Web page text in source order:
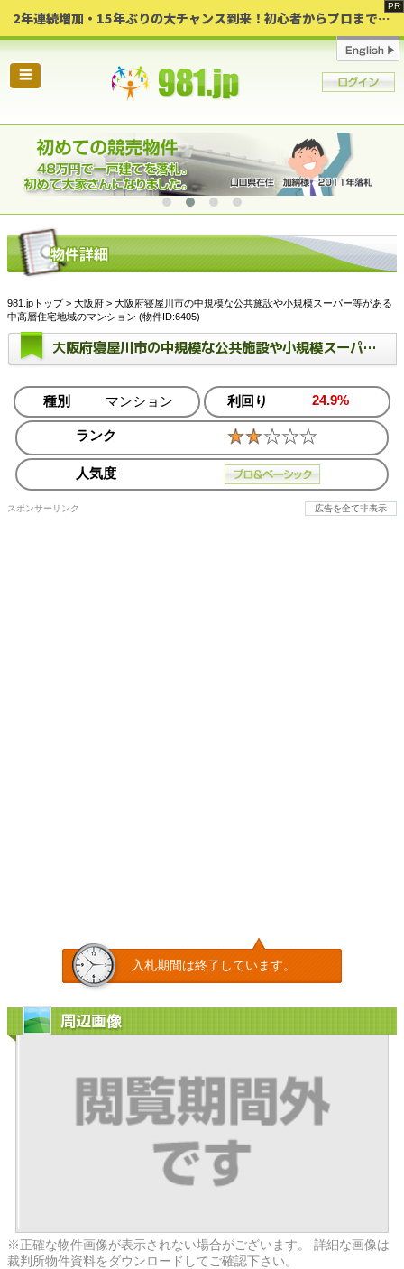
2年連続増加・15年ぶりの大チャンス到来！初心者からプロまで網羅する「競売不動産・超実践投資セミナー」♦神奈川県 横浜 in 神奈川
☰
981.jpトップ> 大阪府 > 大阪府寝屋川市の中規模な公共施設や小規模スーパー等がある
中高層住宅地域のマンション (物件ID:6405)
大阪府寝屋川市の中規模な公共施設や小規模スーパー等がある中高層住宅地域のマンション
種別 マンション 利回り 24.9%
ランク
人気度
スポンサーリンク 広告を全て非表示
入札期間は終了しています。
周辺画像
※正確な物件画像が表示されない場合がございます。 詳細な画像は
裁判所物件資料をダウンロードしてご確認下さい。